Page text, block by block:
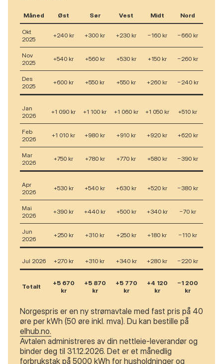
Måned Øst Sør Vest Midt Nord
Okt
2025
+240 kr +300 kr +230 kr −160 kr −660 kr
Nov
2025
+540 kr +560 kr +530 kr +150 kr −260 kr
Des
2025
+600 kr +550 kr +550 kr +260 kr −240 kr
Jan
2026
+1 090 kr +1 100 kr +1 060 kr +1 050 kr +510 kr
Feb
2026
+1 010 kr +980 kr +910 kr +920 kr +620 kr
Mar
2026
+750 kr +780 kr +770 kr +580 kr −390 kr
Apr
2026
+530 kr +540 kr +630 kr +520 kr −380 kr
Mai
2026
+390 kr +440 kr +500 kr +340 kr −70 kr
Jun
2026
+250 kr +310 kr +250 kr +180 kr −110 kr
Jul 2026 +270 kr +310 kr +340 kr +280 kr −220 kr
Totalt
+5 670
kr
+5 870
kr
+5 770
kr
+4 120
kr
−1 200
kr
Norgespris er en ny strømavtale med fast pris på 40
øre per kWh (50 øre inkl. mva). Du kan bestille på
elhub.no.
Avtalen administreres av din nettleie-leverandør og
binder deg til 31.12.2026. Det er et månedlig
forbrukstak på 5000 kWh for husholdninger og